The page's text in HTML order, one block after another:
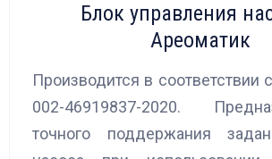
Блок управления
Ареоматик
Производится в соответствии
002-46919837-2020.
точного поддержания